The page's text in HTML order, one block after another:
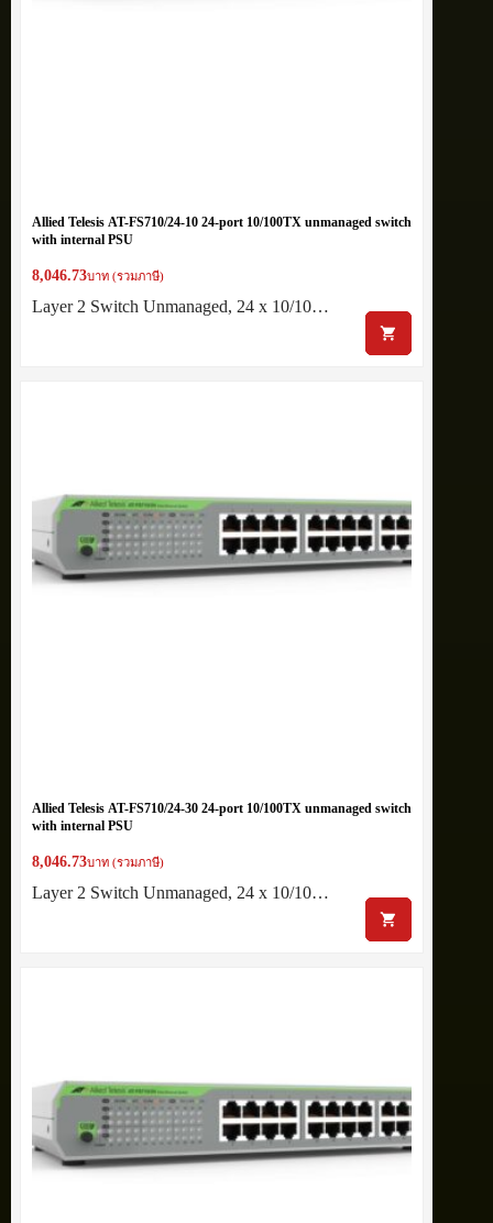
Allied Telesis AT-FS710/24-10 24-port 10/100TX unmanaged switch
with internal PSU
8,046.73บาท (รวมภาษี)
Layer 2 Switch Unmanaged, 24 x 10/10…
Allied Telesis AT-FS710/24-30 24-port 10/100TX unmanaged switch
with internal PSU
8,046.73บาท (รวมภาษี)
Layer 2 Switch Unmanaged, 24 x 10/10…